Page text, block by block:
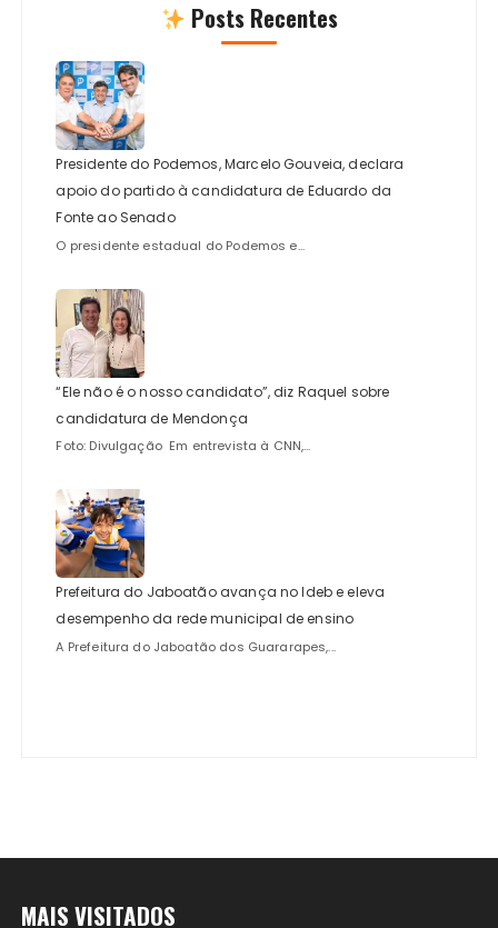
Posts Recentes
Presidente do Podemos, Marcelo Gouveia, declara
apoio do partido à candidatura de Eduardo da
Fonte ao Senado
O presidente estadual do Podemos e...
“Ele não é o nosso candidato”, diz Raquel sobre
candidatura de Mendonça
Foto: Divulgação Em entrevista à CNN,...
Prefeitura do Jaboatão avança no Ideb e eleva
desempenho da rede municipal de ensino
A Prefeitura do Jaboatão dos Guararapes,...
MAIS VISITADOS